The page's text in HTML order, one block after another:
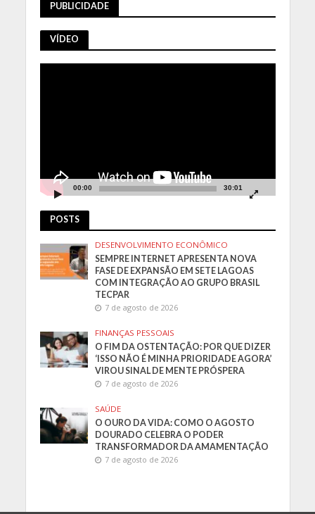
PUBLICIDADE
VÍDEO
00:00 30:01
POSTS
DESENVOLVIMENTO ECONÔMICO
SEMPRE INTERNET APRESENTA NOVA
FASE DE EXPANSÃO EM SETE LAGOAS
COM INTEGRAÇÃO AO GRUPO BRASIL
TECPAR
7 de agosto de 2026
FINANÇAS PESSOAIS
O FIM DA OSTENTAÇÃO: POR QUE DIZER
‘ISSO NÃO É MINHA PRIORIDADE AGORA’
VIROU SINAL DE MENTE PRÓSPERA
7 de agosto de 2026
SAÚDE
O OURO DA VIDA: COMO O AGOSTO
DOURADO CELEBRA O PODER
TRANSFORMADOR DA AMAMENTAÇÃO
7 de agosto de 2026